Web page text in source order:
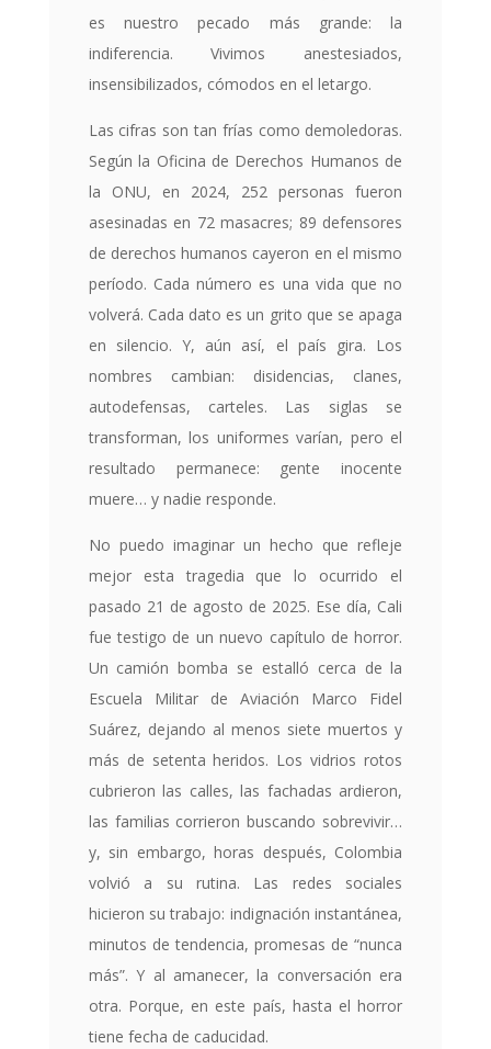
es nuestro pecado más grande: la
indiferencia. Vivimos anestesiados,
insensibilizados, cómodos en el letargo.
Las cifras son tan frías como demoledoras.
Según la Oficina de Derechos Humanos de
la ONU, en 2024, 252 personas fueron
asesinadas en 72 masacres; 89 defensores
de derechos humanos cayeron en el mismo
período. Cada número es una vida que no
volverá. Cada dato es un grito que se apaga
en silencio. Y, aún así, el país gira. Los
nombres cambian: disidencias, clanes,
autodefensas, carteles. Las siglas se
transforman, los uniformes varían, pero el
resultado permanece: gente inocente
muere… y nadie responde.
No puedo imaginar un hecho que refleje
mejor esta tragedia que lo ocurrido el
pasado 21 de agosto de 2025. Ese día, Cali
fue testigo de un nuevo capítulo de horror.
Un camión bomba se estalló cerca de la
Escuela Militar de Aviación Marco Fidel
Suárez, dejando al menos siete muertos y
más de setenta heridos. Los vidrios rotos
cubrieron las calles, las fachadas ardieron,
las familias corrieron buscando sobrevivir…
y, sin embargo, horas después, Colombia
volvió a su rutina. Las redes sociales
hicieron su trabajo: indignación instantánea,
minutos de tendencia, promesas de “nunca
más”. Y al amanecer, la conversación era
otra. Porque, en este país, hasta el horror
tiene fecha de caducidad.